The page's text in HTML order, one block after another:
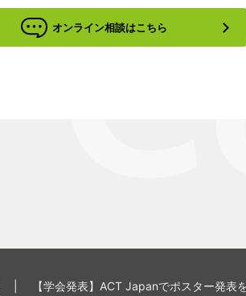
オンライン相談はこちら
【学会発表】ACT Japanでポスター発表